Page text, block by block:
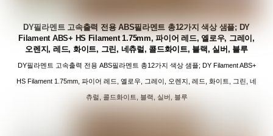
DY필라멘트 고속출력 전용 ABS필라멘트 총12가지 색상 샘플; DY
Filament ABS+ HS Filament 1.75mm, 파이어 레드, 옐로우, 그레이,
오렌지, 레드, 화이트, 그린, 네츄럴, 콜드화이트, 블랙, 실버, 블루
DY필라멘트 고속출력 전용 ABS필라멘트 총12가지 색상 샘플; DY Filament ABS+
HS Filament 1.75mm, 파이어 레드, 옐로우, 그레이, 오렌지, 레드, 화이트, 그린, 네
츄럴, 콜드화이트, 블랙, 실버, 블루